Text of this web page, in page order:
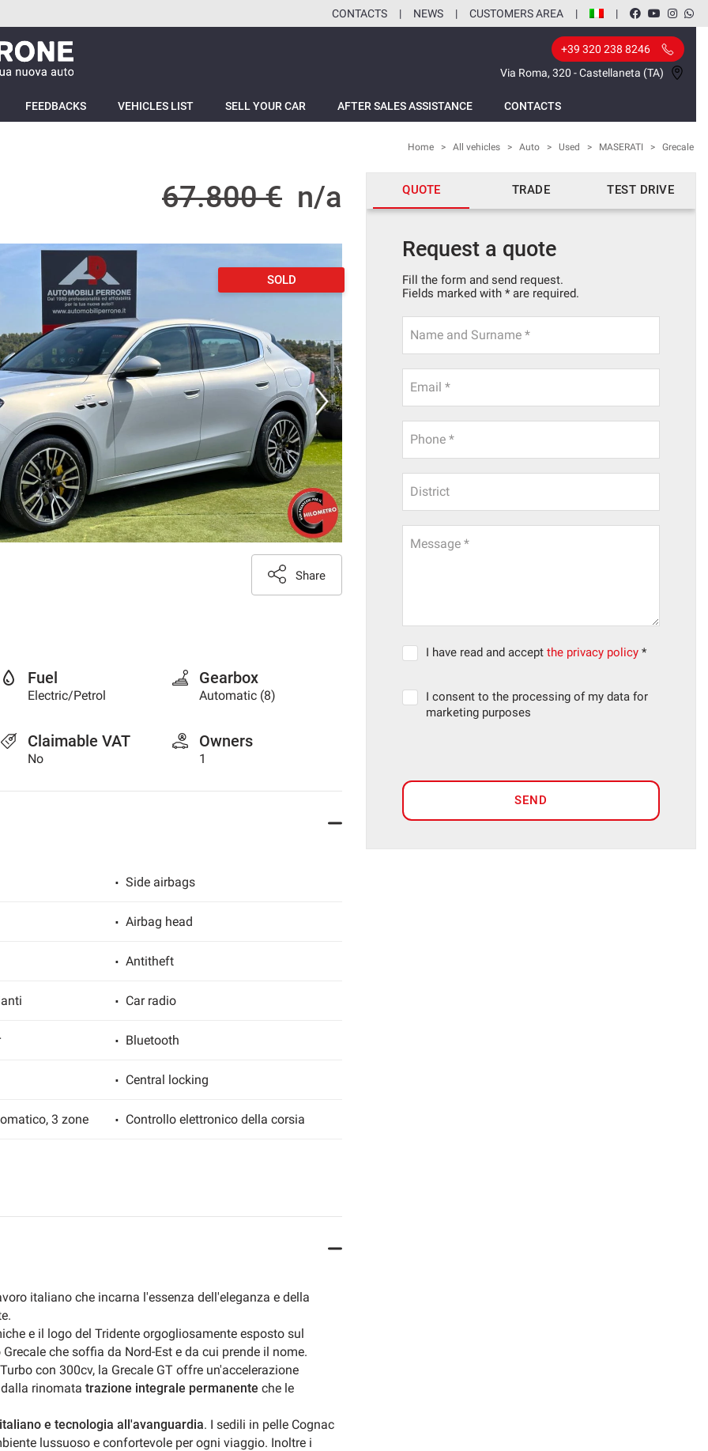
CONTACTS NEWS CUSTOMERS AREA
+39 320 238 8246
Via Roma, 320 - Castellaneta (TA)
FEEDBACKS VEHICLES LIST SELL YOUR CAR AFTER SALES ASSISTANCE CONTACTS
Home > All vehicles > Auto > Used > MASERATI > Grecale
67.800 € n/a
SOLD
Share
Fuel
Electric/Petrol
Gearbox
Automatic (8)
Claimable VAT
No
Owners
1
Side airbags
Airbag head
Antitheft
Car radio
Bluetooth
Central locking
3 zone Controllo elettronico della corsia
Rain sensor
Power steering
Sistema di parcheggio automatico
italiano che incarna l'essenza dell'eleganza e della
e il logo del Tridente orgogliosamente esposto sul
che soffia da Nord-Est e da cui prende il nome.
con 300cv, la Grecale GT offre un'accelerazione
rinomata trazione integrale permanente che le
e tecnologia all'avanguardia. I sedili in pelle Cognac
lussuoso e confortevole per ogni viaggio. Inoltre i
QUOTE TRADE TEST DRIVE
Request a quote
Fill the form and send request.
Fields marked with * are required.
Name and Surname *
Email *
Phone *
District
Message *
I have read and acceptthe privacy policy *
I consent to the processing of my data for
marketing purposes
SEND